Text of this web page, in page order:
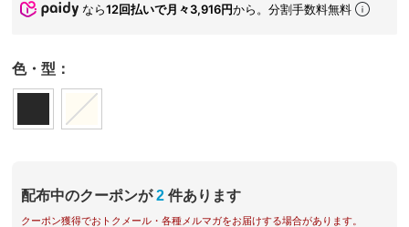
なら12回払いで月々3,916円から。分割手数料無料
色・型：
配布中のクーポンが 2 件あります
クーポン獲得でおトクメール・各種メルマガをお届けする場合があります。